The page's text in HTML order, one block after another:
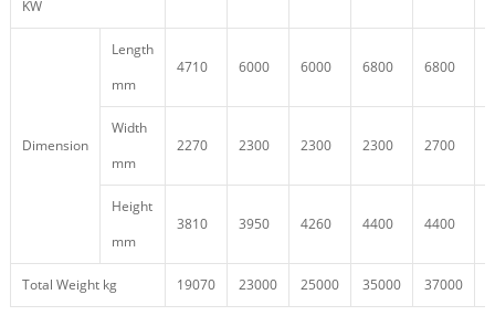
KW
Dimension
Length
mm
4710 6000 6000 6800 6800
Width
mm
2270 2300 2300 2300 2700
Height
mm
3810 3950 4260 4400 4400
Total Weight kg 19070 23000 25000 35000 37000